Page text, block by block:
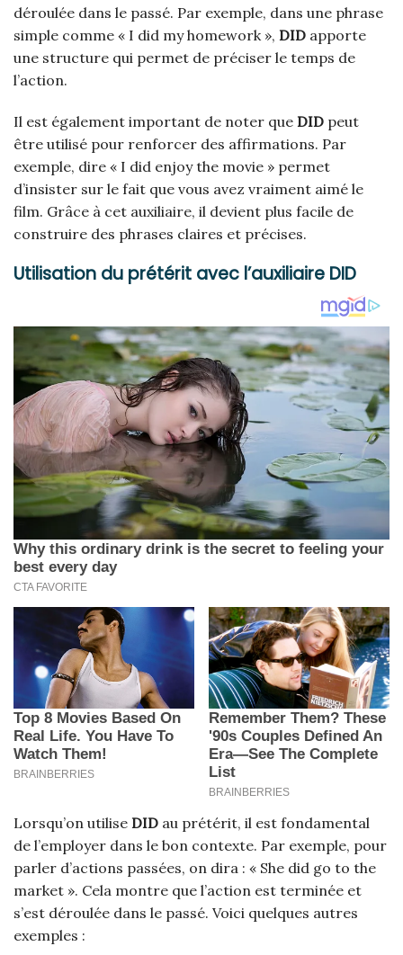
déroulée dans le passé. Par exemple, dans une phrase
simple comme « I did my homework », DID apporte
une structure qui permet de préciser le temps de
l’action.
Il est également important de noter que DID peut
être utilisé pour renforcer des affirmations. Par
exemple, dire « I did enjoy the movie » permet
d’insister sur le fait que vous avez vraiment aimé le
film. Grâce à cet auxiliaire, il devient plus facile de
construire des phrases claires et précises.
Utilisation du prétérit avec l’auxiliaire DID
Lorsqu’on utilise DID au prétérit, il est fondamental
de l’employer dans le bon contexte. Par exemple, pour
parler d’actions passées, on dira : « She did go to the
market ». Cela montre que l’action est terminée et
s’est déroulée dans le passé. Voici quelques autres
exemples :